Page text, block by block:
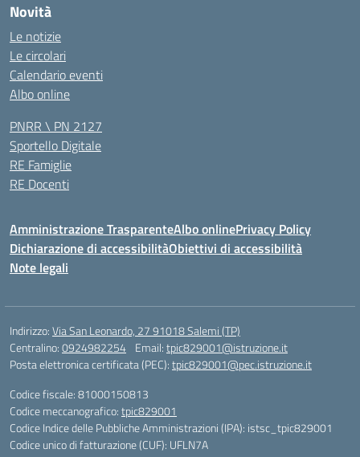
Novità
Le notizie
Le circolari
Calendario eventi
Albo online
PNRR \ PN 2127
Sportello Digitale
RE Famiglie
RE Docenti
Amministrazione TrasparenteAlbo onlinePrivacy Policy
Dichiarazione di accessibilitàObiettivi di accessibilità
Note legali
Indirizzo:Via San Leonardo, 27 91018 Salemi (TP)
Centralino:0924982254 Email:tpic829001@istruzione.it
Posta elettronica certificata (PEC):tpic829001@pec.istruzione.it
Codice fiscale: 81000150813
Codice meccanografico:tpic829001
Codice Indice delle Pubbliche Amministrazioni (IPA): istsc_tpic829001
Codice unico di fatturazione (CUF): UFLN7A